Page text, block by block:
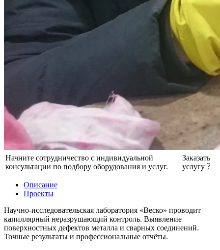
Начните сотрудничество с индивидуальной
консультации по подбору оборудования и услуг.
Заказать
услугу
Описание
Проекты
Научно-исследовательская лаборатория «Веско» проводит
капиллярный неразрушающий контроль. Выявление
поверхностных дефектов металла и сварных соединений.
Точные результаты и профессиональные отчёты.